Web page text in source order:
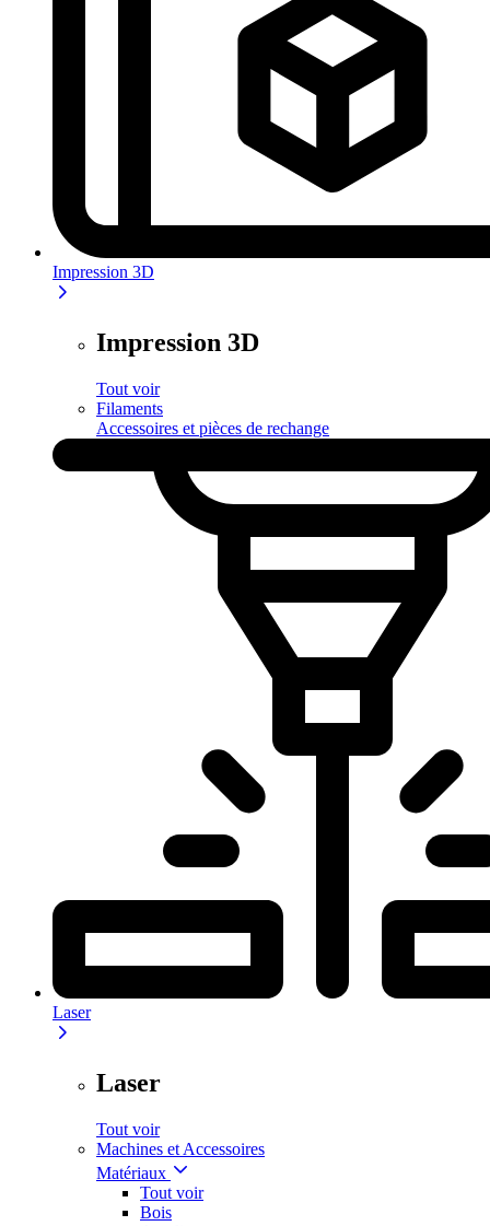
Impression 3D
Impression 3D
Tout voir
Filaments
Accessoires et pièces de rechange
Laser
Laser
Tout voir
Machines et Accessoires
Matériaux
Tout voir
Bois